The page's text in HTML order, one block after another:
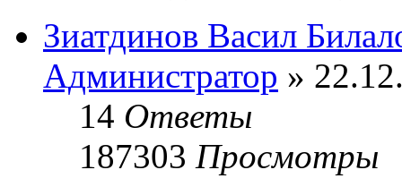
Зиатдинов Васил
Администратор »
14 Ответы
187303 Просмотры